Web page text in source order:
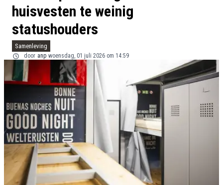
huisvesten te weinig
statushouders
Samenleving
door anp woensdag, 01 juli 2026 om 14:59